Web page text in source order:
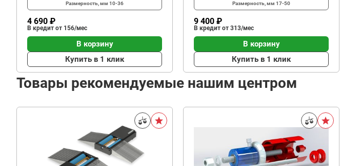
Размерность, мм 10-36
4 690 ₽
В кредит от 156/мес
В корзину
Купить в 1 клик
Размерность, мм 17-50
9 400 ₽
В кредит от 313/мес
В корзину
Купить в 1 клик
Товары рекомендуемые нашим центром